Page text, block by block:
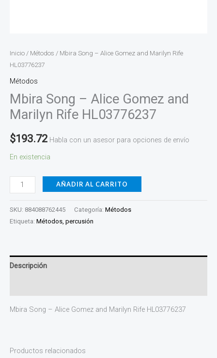
Inicio / Métodos / Mbira Song – Alice Gomez and Marilyn Rife
HL03776237
Métodos
Mbira Song – Alice Gomez and
Marilyn Rife HL03776237
$193.72 Habla con un asesor para opciones de envío
En existencia
AÑADIR AL CARRITO
SKU: 884088762445 Categoría: Métodos
Etiqueta: Métodos, percusión
Descripción
Mbira Song – Alice Gomez and Marilyn Rife HL03776237
Productos relacionados